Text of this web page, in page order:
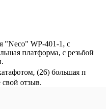
"Neco" WP-401-1, c
платформа, с резьбой
(26) большая п
свой отзыв.